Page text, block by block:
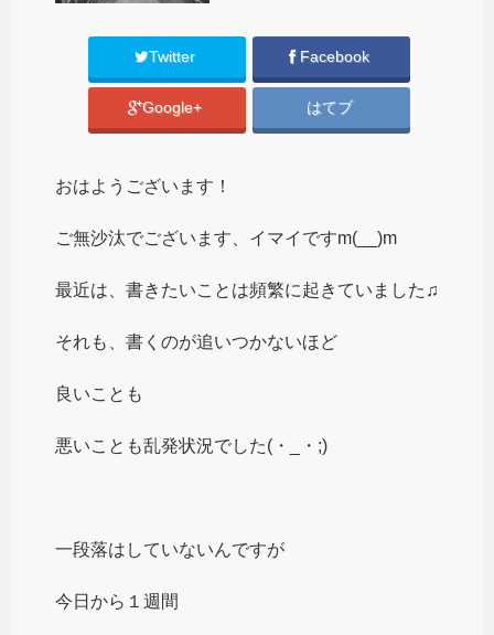
Twitter Facebook
Google+ はてブ
おはようございます！
ご無沙汰でございます、イマイですm(__)m
最近は、書きたいことは頻繁に起きていました♫
それも、書くのが追いつかないほど
良いことも
悪いことも乱発状況でした(・_・;)
一段落はしていないんですが
今日から１週間